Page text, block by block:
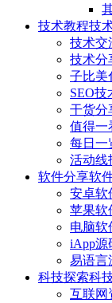
技术教程技
技术交
技术分
子比美
SEO技
干货分
值得一
每日一
活动线
软件分享软
安卓软
苹果软
电脑软
iApp源
易语言
科技探索科
互联网